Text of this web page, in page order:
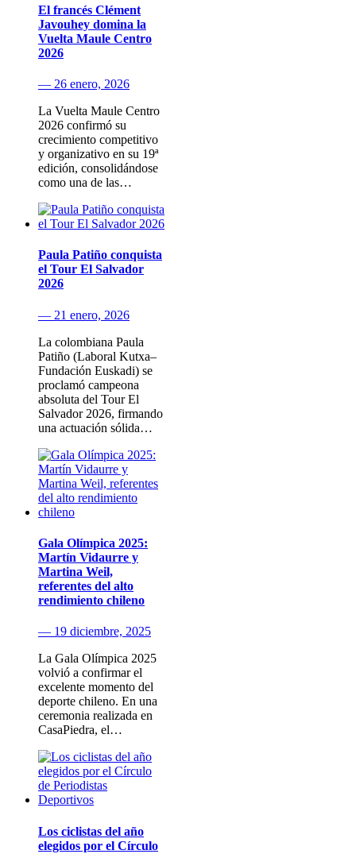
El francés Clément
Javouhey domina la
Vuelta Maule Centro
2026
— 26 enero, 2026
La Vuelta Maule Centro
2026 confirmó su
crecimiento competitivo
y organizativo en su 19ª
edición, consolidándose
como una de las…
Paula Patiño conquista
el Tour El Salvador
2026
— 21 enero, 2026
La colombiana Paula
Patiño (Laboral Kutxa–
Fundación Euskadi) se
proclamó campeona
absoluta del Tour El
Salvador 2026, firmando
una actuación sólida…
Gala Olímpica 2025:
Martín Vidaurre y
Martina Weil,
referentes del alto
rendimiento chileno
— 19 diciembre, 2025
La Gala Olímpica 2025
volvió a confirmar el
excelente momento del
deporte chileno. En una
ceremonia realizada en
CasaPiedra, el…
Los ciclistas del año
elegidos por el Círculo